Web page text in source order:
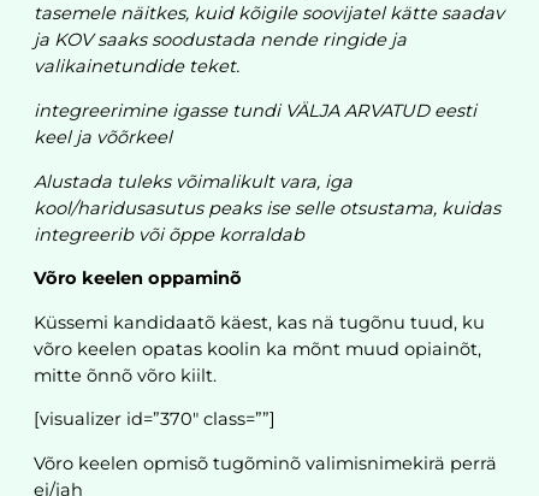
tasemele näitkes, kuid kõigile soovijatel kätte saadav
ja KOV saaks soodustada nende ringide ja
valikainetundide teket.
integreerimine igasse tundi VÄLJA ARVATUD eesti
keel ja võõrkeel
Alustada tuleks võimalikult vara, iga
kool/haridusasutus peaks ise selle otsustama, kuidas
integreerib või õppe korraldab
Võro keelen oppaminõ
Küssemi kandidaatõ käest, kas nä tugõnu tuud, ku
võro keelen opatas koolin ka mõnt muud opiainõt,
mitte õnnõ võro kiilt.
[visualizer id=”370″ class=””]
Võro keelen opmisõ tugõminõ valimisnimekirä perrä
ei/jah